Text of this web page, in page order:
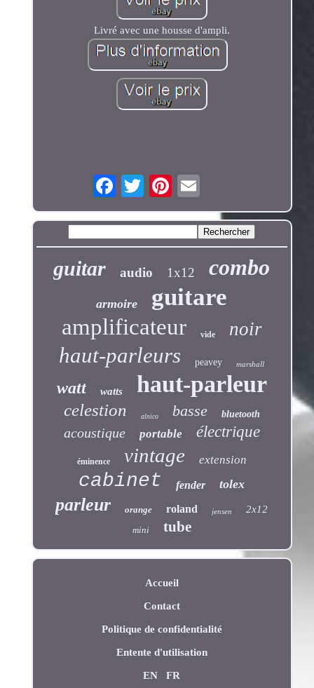
Livré avec une housse d'ampli.
guitar audio 1x12 combo
armoire guitare
amplificateur vide noir
haut-parleurs peavey marshall
watt watts haut-parleur
celestion alnico basse bluetooth
acoustique portable électrique
éminence vintage extension
cabinet fender tolex
parleur orange roland jensen 2x12
mini tube
Accueil
Contact
Politique de confidentialité
Entente d'utilisation
EN FR